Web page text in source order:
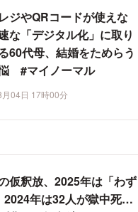
ジやQRコードが使えな
な「デジタル化」に取り
60代母、結婚をためらう
#マイノーマル
04日 17時00分
仮釈放、2025年は「わず
2024年は32人が獄中死…